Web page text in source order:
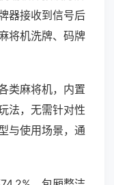
器接收到信号后
将机洗牌、码牌
类麻将机，内置
法，无需针对性
与使用场景，通